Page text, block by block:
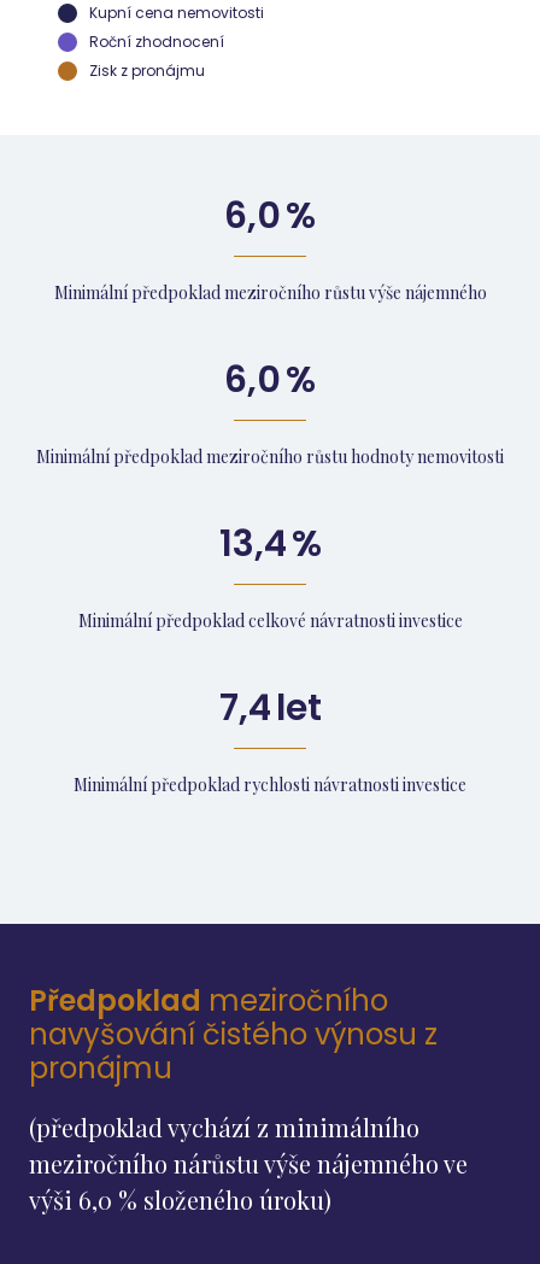
Kupní cena nemovitosti
Roční zhodnocení
Zisk z pronájmu
6,0%
Minimální předpoklad meziročního růstu výše nájemného
6,0%
Minimální předpoklad meziročního růstu hodnoty nemovitosti
13,4%
Minimální předpoklad celkové návratnosti investice
7,4let
Minimální předpoklad rychlosti návratnosti investice
Předpoklad meziročního
navyšování čistého výnosu z
pronájmu
(předpoklad vychází z minimálního
meziročního nárůstu výše nájemného ve
výši 6,0 % složeného úroku)